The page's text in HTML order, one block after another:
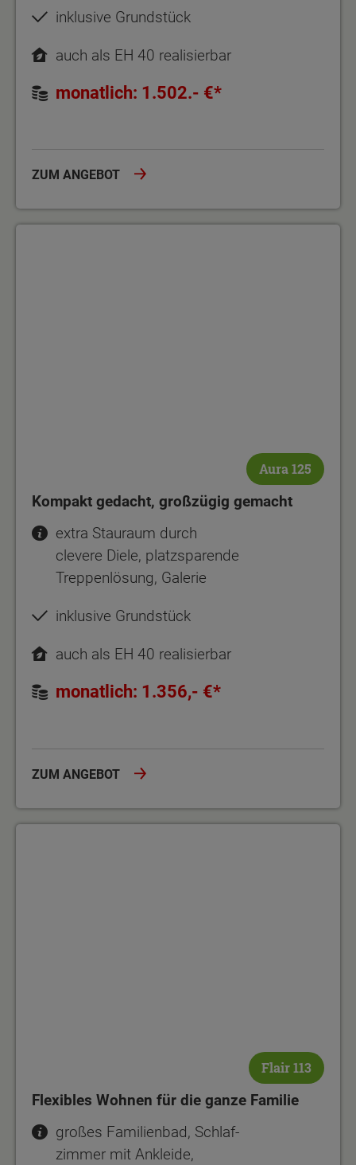
inklusive Grundstück
auch als EH 40 realisierbar
monatlich: 1.502.- €*
ZUM ANGEBOT
Aura 125
Kompakt gedacht, großzügig gemacht
extra Stauraum durch
clevere Diele, platzsparende
Treppenlösung, Galerie
inklusive Grundstück
auch als EH 40 realisierbar
monatlich: 1.356,- €*
ZUM ANGEBOT
Flair 113
Flexibles Wohnen für die ganze Familie
großes Familienbad, Schlaf-
zimmer mit Ankleide,